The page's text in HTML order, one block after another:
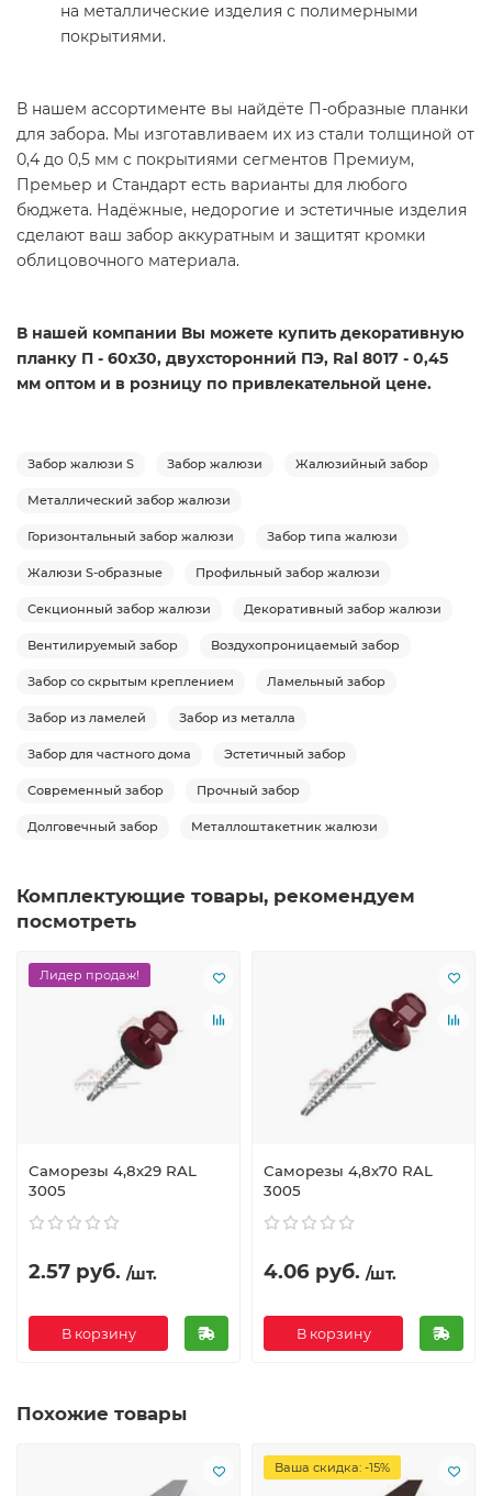
на металлические изделия с полимерными
покрытиями.
В нашем ассортименте вы найдёте П-образные планки
для забора. Мы изготавливаем их из стали толщиной от
0,4 до 0,5 мм с покрытиями сегментов Премиум,
Премьер и Стандарт есть варианты для любого
бюджета. Надёжные, недорогие и эстетичные изделия
сделают ваш забор аккуратным и защитят кромки
облицовочного материала.
В нашей компании Вы можете купить декоративную
планку П - 60х30, двухсторонний ПЭ, Ral 8017 - 0,45
мм оптом и в розницу по привлекательной цене.
Забор жалюзи S Забор жалюзи Жалюзийный забор
Металлический забор жалюзи
Горизонтальный забор жалюзи Забор типа жалюзи
Жалюзи S-образные Профильный забор жалюзи
Секционный забор жалюзи Декоративный забор жалюзи
Вентилируемый забор Воздухопроницаемый забор
Забор со скрытым креплением Ламельный забор
Забор из ламелей Забор из металла
Забор для частного дома Эстетичный забор
Современный забор Прочный забор
Долговечный забор Металлоштакетник жалюзи
Комплектующие товары, рекомендуем
посмотреть
Лидер продаж!
Саморезы 4,8х29 RAL
3005
2.57 руб. /шт.
В корзину
Саморезы 4,8х70 RAL
3005
4.06 руб. /шт.
В корзину
Похожие товары
Ваша скидка: -15%